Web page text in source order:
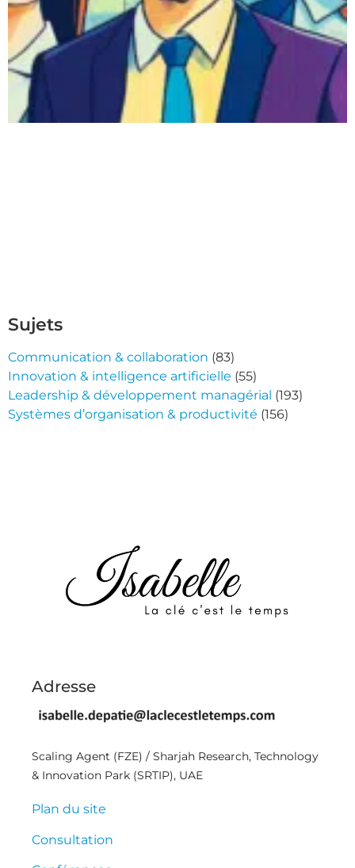
Sujets
Communication & collaboration (83)
Innovation & intelligence artificielle (55)
Leadership & développement managérial (193)
Systèmes d’organisation & productivité (156)
Adresse
Scaling Agent (FZE) / Sharjah Research, Technology
& Innovation Park (SRTIP), UAE
Plan du site
Consultation